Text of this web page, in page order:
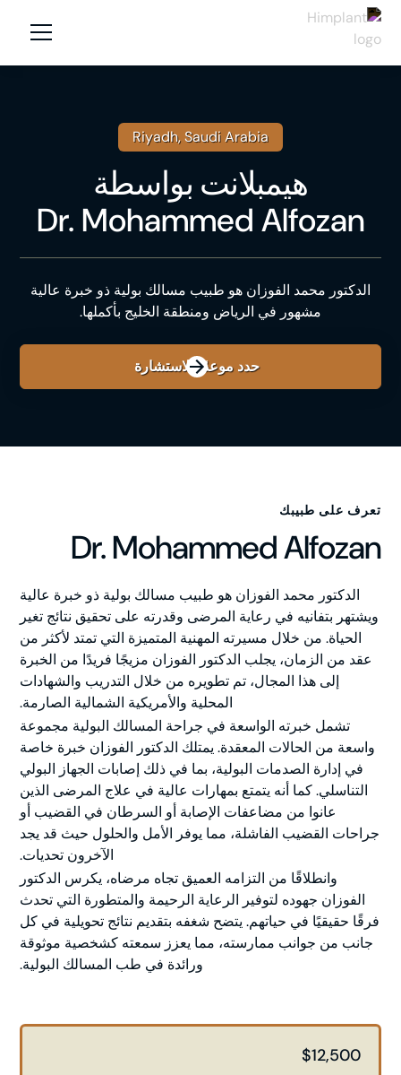
Riyadh, Saudi Arabia
هيمبلانت بواسطة
Dr. Mohammed Alfozan
الدكتور محمد الفوزان هو طبيب مسالك بولية ذو خبرة عالية
مشهور في الرياض ومنطقة الخليج بأكملها.
حدد موعدًا للاستشارة
تعرف على طبيبك
Dr. Mohammed Alfozan
الدكتور محمد الفوزان هو طبيب مسالك بولية ذو خبرة عالية
ويشتهر بتفانيه في رعاية المرضى وقدرته على تحقيق نتائج تغير
الحياة. من خلال مسيرته المهنية المتميزة التي تمتد لأكثر من
عقد من الزمان، يجلب الدكتور الفوزان مزيجًا فريدًا من الخبرة
إلى هذا المجال، تم تطويره من خلال التدريب والشهادات
المحلية والأمريكية الشمالية الصارمة.
تشمل خبرته الواسعة في جراحة المسالك البولية مجموعة
واسعة من الحالات المعقدة. يمتلك الدكتور الفوزان خبرة خاصة
في إدارة الصدمات البولية، بما في ذلك إصابات الجهاز البولي
التناسلي. كما أنه يتمتع بمهارات عالية في علاج المرضى الذين
عانوا من مضاعفات الإصابة أو السرطان في القضيب أو
جراحات القضيب الفاشلة، مما يوفر الأمل والحلول حيث قد يجد
الآخرون تحديات.
وانطلاقًا من التزامه العميق تجاه مرضاه، يكرس الدكتور
الفوزان جهوده لتوفير الرعاية الرحيمة والمتطورة التي تحدث
فرقًا حقيقيًا في حياتهم. يتضح شغفه بتقديم نتائج تحويلية في كل
جانب من جوانب ممارسته، مما يعزز سمعته كشخصية موثوقة
ورائدة في طب المسالك البولية.
$12,500